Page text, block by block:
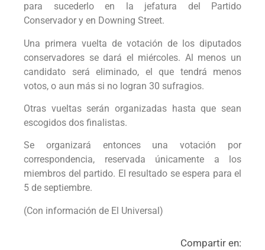
para sucederlo en la jefatura del Partido
Conservador y en Downing Street.
Una primera vuelta de votación de los diputados
conservadores se dará el miércoles. Al menos un
candidato será eliminado, el que tendrá menos
votos, o aun más si no logran 30 sufragios.
Otras vueltas serán organizadas hasta que sean
escogidos dos finalistas.
Se organizará entonces una votación por
correspondencia, reservada únicamente a los
miembros del partido. El resultado se espera para el
5 de septiembre.
(Con información de El Universal)
Compartir en: